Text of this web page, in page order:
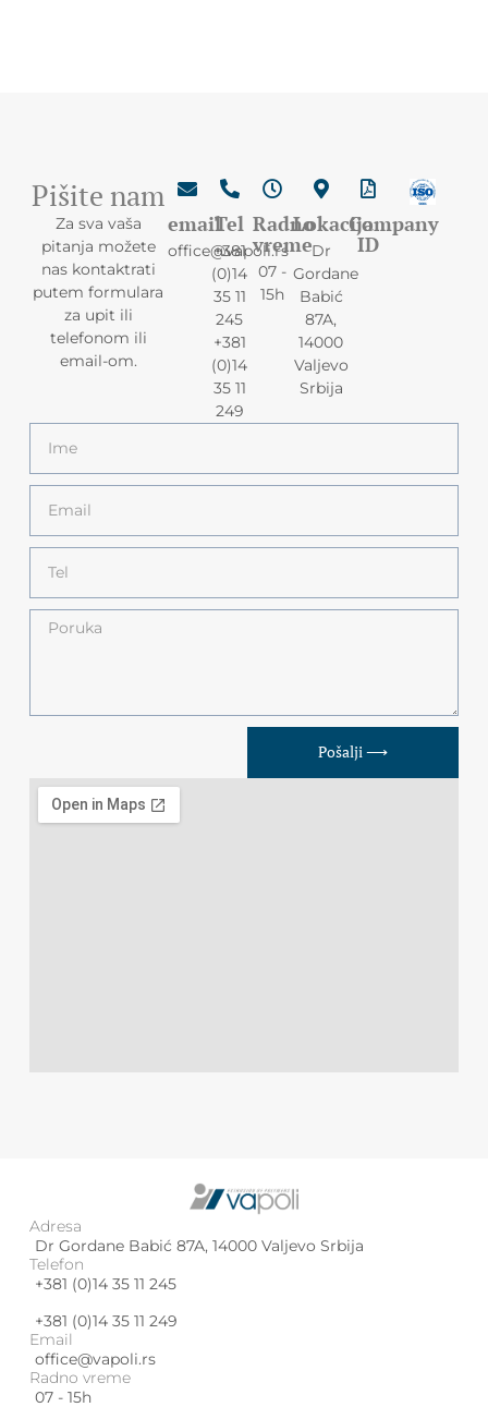
Pišite nam
Za sva vaša
pitanja možete
nas kontaktrati
putem formulara
za upit ili
telefonom ili
email-om.
email
office@vapoli.rs
Tel
+381
(0)14
35 11
245
+381
(0)14
35 11
249
Radno
vreme
07 -
15h
Lokacija
Dr
Gordane
Babić
87A,
14000
Valjevo
Srbija
Company
ID
Pošalji ⟶
Adresa
Dr Gordane Babić 87A, 14000 Valjevo Srbija
Telefon
+381 (0)14 35 11 245
+381 (0)14 35 11 249
Email
office@vapoli.rs
Radno vreme
07 - 15h